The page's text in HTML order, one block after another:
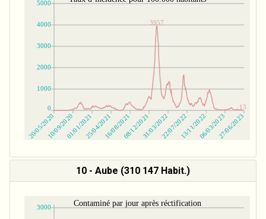
10 - Aube (310 147 Habit.)